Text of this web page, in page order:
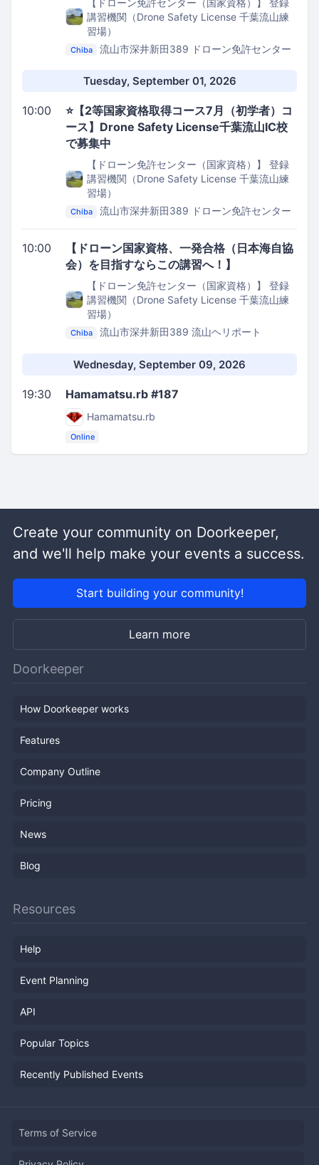
講習機関（Drone Safety License 千葉流山練
習場）
Chiba 流山市深井新田389 ドローン免許センター
Tuesday, September 01, 2026
10:00
⭐️【2等国家資格取得コース7月（初学者）コ
ース】Drone Safety License千葉流山IC校
で募集中
【ドローン免許センター（国家資格）】 登録
講習機関（Drone Safety License 千葉流山練
習場）
Chiba 流山市深井新田389 ドローン免許センター
10:00
【ドローン国家資格、一発合格（日本海自協
会）を目指すならこの講習へ！】
【ドローン免許センター（国家資格）】 登録
講習機関（Drone Safety License 千葉流山練
習場）
Chiba 流山市深井新田389 流山ヘリポート
Wednesday, September 09, 2026
19:30 Hamamatsu.rb #187
Hamamatsu.rb
Online
Create your community on Doorkeeper,
and we'll help make your events a success.
Start building your community!
Learn more
Doorkeeper
How Doorkeeper works
Features
Company Outline
Pricing
News
Blog
Resources
Help
Event Planning
API
Popular Topics
Recently Published Events
Terms of Service